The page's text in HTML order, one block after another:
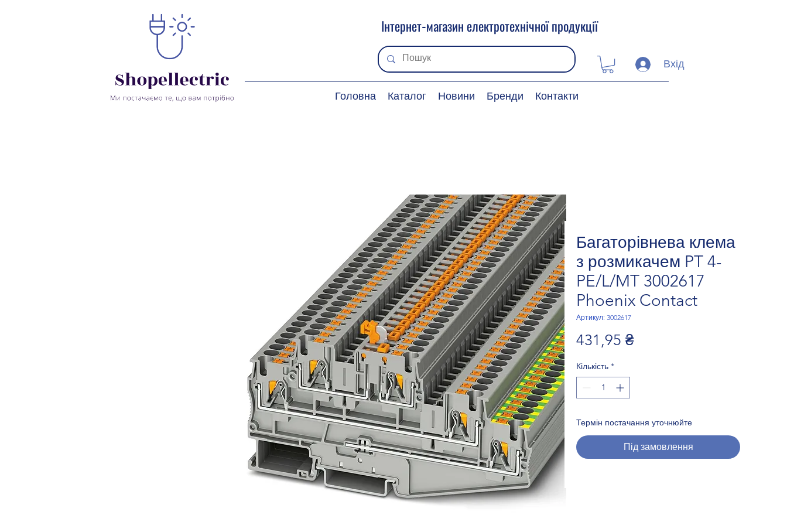
Інтернет-магазин електротехнічної продукції
Вхід
Головна Каталог Новини Бренди Контакти
Багаторівнева клема
з розмикачем PT 4-
PE/L/MT 3002617
Phoenix Contact
Артикул: 3002617
431,95 ₴Ціна
Кількість *
Термін постачання уточнюйте
Під замовлення